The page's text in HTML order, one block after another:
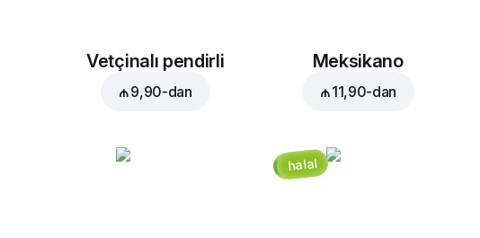
Vetçinalı pendirli
₼ 9,90-dan
Meksikano
₼ 11,90-dan
halal